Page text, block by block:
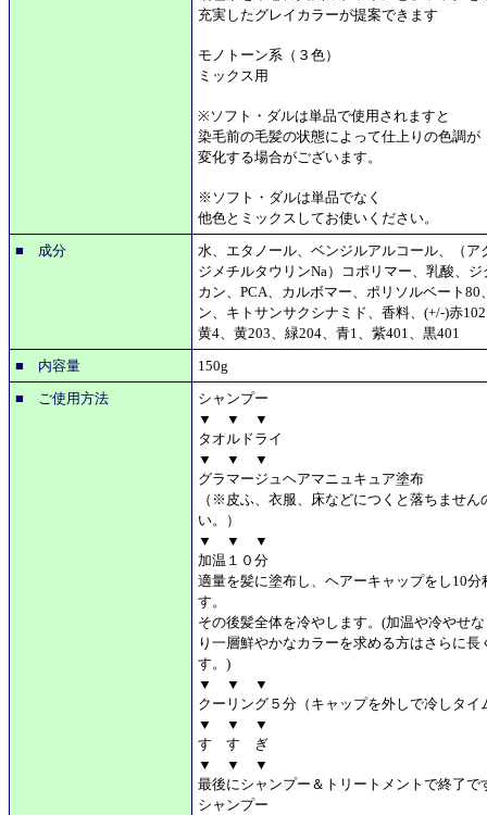
充実したグレイカラーが提案できます
モノトーン系（３色）
ミックス用
※ソフト・ダルは単品で使用されますと
染毛前の毛髪の状態によって仕上りの色調が
変化する場合がございます。
※ソフト・ダルは単品でなく
他色とミックスしてお使いください。
■ 成分
水、エタノール、ベンジルアルコール、（ア
ジメチルタウリンNa）コポリマー、乳酸、
カン、PCA、カルボマー、ポリソルベート
ン、キトサンサクシナミド、香料、(+/-)赤
黄4、黄203、緑204、青1、紫401、黒401
■ 内容量
150g
■ ご使用方法
シャンプー
▼ ▼ ▼
タオルドライ
▼ ▼ ▼
グラマージュヘアマニュキュア塗布
（※皮ふ、衣服、床などにつくと落ちませ
い。）
▼ ▼ ▼
加温１０分
適量を髪に塗布し、ヘアーキャップをし10
す。
その後髪全体を冷やします。(加温や冷やせ
り一層鮮やかなカラーを求める方はさらに
す。)
▼ ▼ ▼
クーリング５分（キャップを外しで冷しタイ
▼ ▼ ▼
す す ぎ
▼ ▼ ▼
最後にシャンプー＆トリートメントで終了で
シャンプー